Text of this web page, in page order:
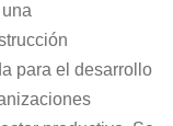
para el desarrollo